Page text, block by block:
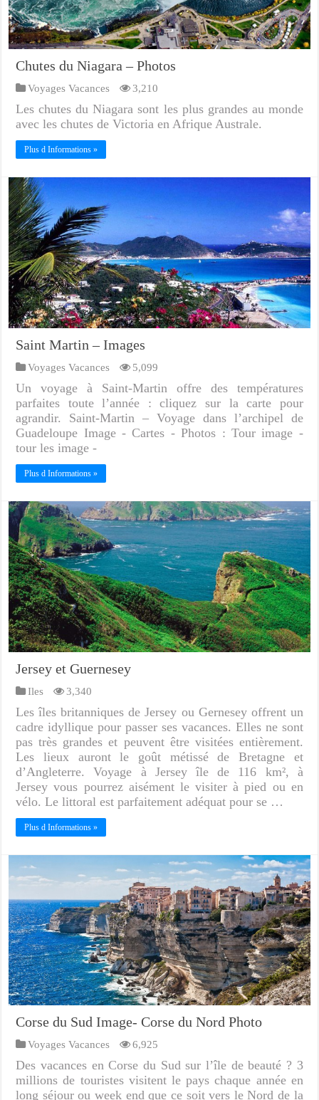
Chutes du Niagara – Photos
Voyages Vacances 3,210
Les chutes du Niagara sont les plus grandes au monde
avec les chutes de Victoria en Afrique Australe.
Plus d Informations »
Saint Martin – Images
Voyages Vacances 5,099
Un voyage à Saint-Martin offre des températures
parfaites toute l’année : cliquez sur la carte pour
agrandir. Saint-Martin – Voyage dans l’archipel de
Guadeloupe Image - Cartes - Photos : Tour image -
tour les image -
Plus d Informations »
Jersey et Guernesey
Iles 3,340
Les îles britanniques de Jersey ou Gernesey offrent un
cadre idyllique pour passer ses vacances. Elles ne sont
pas très grandes et peuvent être visitées entièrement.
Les lieux auront le goût métissé de Bretagne et
d’Angleterre. Voyage à Jersey île de 116 km², à
Jersey vous pourrez aisément le visiter à pied ou en
vélo. Le littoral est parfaitement adéquat pour se …
Plus d Informations »
Corse du Sud Image- Corse du Nord Photo
Voyages Vacances 6,925
Des vacances en Corse du Sud sur l’île de beauté ? 3
millions de touristes visitent le pays chaque année en
long séjour ou week end que ce soit vers le Nord de la